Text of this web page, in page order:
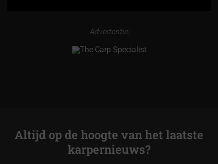
Advertentie:
Altijd op de hoogte van het laatste
karpernieuws?